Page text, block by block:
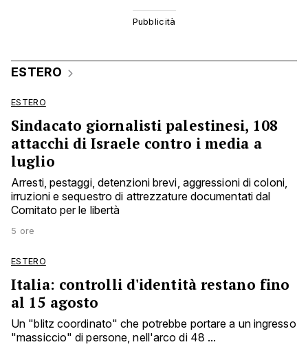
ESTERO
ESTERO
Sindacato giornalisti palestinesi, 108
attacchi di Israele contro i media a
luglio
Arresti, pestaggi, detenzioni brevi, aggressioni di coloni,
irruzioni e sequestro di attrezzature documentati dal
Comitato per le libertà
5 ore
ESTERO
Italia: controlli d'identità restano fino
al 15 agosto
Un "blitz coordinato" che potrebbe portare a un ingresso
"massiccio" di persone, nell'arco di 48 ...